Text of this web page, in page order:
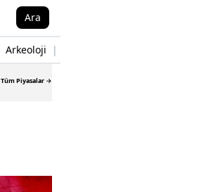
Ara
Arkeoloji |
Tüm Piyasalar →